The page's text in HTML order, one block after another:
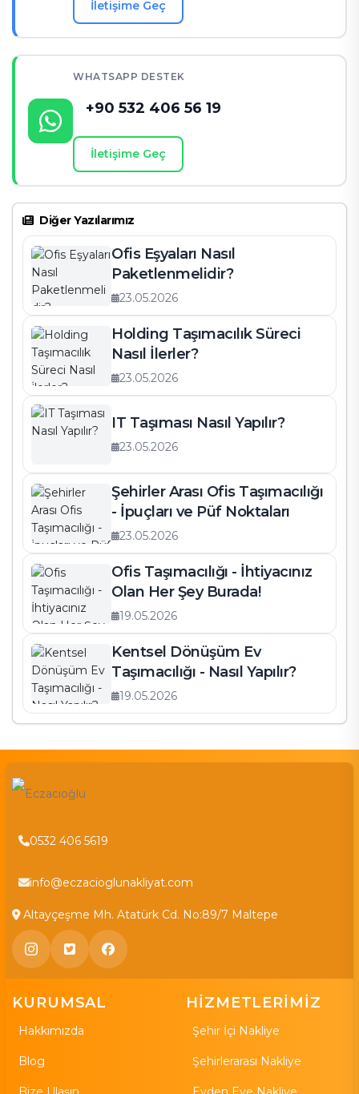
İletişime Geç
WHATSAPP DESTEK
+90 532 406 56 19
İletişime Geç
Diğer Yazılarımız
Ofis Eşyaları Nasıl
Paketlenmelidir?
23.05.2026
Holding Taşımacılık Süreci
Nasıl İlerler?
23.05.2026
IT Taşıması Nasıl Yapılır?
23.05.2026
Şehirler Arası Ofis Taşımacılığı
- İpuçları ve Püf Noktaları
23.05.2026
Ofis Taşımacılığı - İhtiyacınız
Olan Her Şey Burada!
19.05.2026
Kentsel Dönüşüm Ev
Taşımacılığı - Nasıl Yapılır?
19.05.2026
0532 406 5619
info@eczacioglunakliyat.com
Altayçeşme Mh. Atatürk Cd. No:89/7 Maltepe
KURUMSAL
Hakkımızda
Blog
HİZMETLERİMİZ
Şehir İçi Nakliye
Şehirlerarası Nakliye